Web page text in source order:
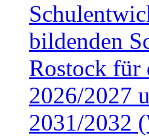
bildenden
Rostock für
2026/2027
2031/2032